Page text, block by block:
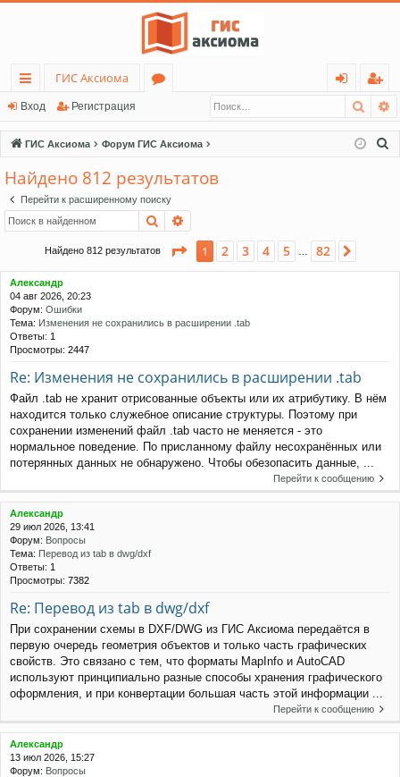
с
ы
лк
и
ГИС Аксиома
ру
м
ы
д
ег
ис
тр
Вход Регистрация
ГИС Аксиома Форум ГИС Аксиома
Найдено 812 результатов
Перейти к расширенному поиску
Поиск
Найдено 812 результатов Страница из 82
1 2 3 4 5 82
Александр
04 авг 2026, 20:23
Форум: Ошибки
Тема: Изменения не сохранились в расширении .tab
Ответы: 1
Просмотры: 2447
Re: Изменения не сохранились в расширении .tab
Файл .tab не хранит отрисованные объекты или их атрибутику. В нём
находится только служебное описание структуры. Поэтому при
сохранении изменений файл .tab часто не меняется - это
нормальное поведение. По присланному файлу несохранённых или
потерянных данных не обнаружено. Чтобы обезопасить данные, ...
Перейти к сообщению
Александр
29 июл 2026, 13:41
Форум: Вопросы
Тема: Перевод из tab в dwg/dxf
Ответы: 1
Просмотры: 7382
Re: Перевод из tab в dwg/dxf
При сохранении схемы в DXF/DWG из ГИС Аксиома передаётся в
первую очередь геометрия объектов и только часть графических
свойств. Это связано с тем, что форматы MapInfo и AutoCAD
используют принципиально разные способы хранения графического
оформления, и при конвертации большая часть этой информации ...
Перейти к сообщению
Александр
13 июл 2026, 15:27
Форум: Вопросы